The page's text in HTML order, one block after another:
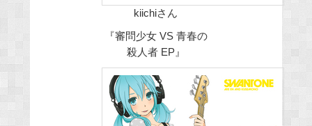
kiichiさん
『審問少女 VS 青春の
殺人者 EP』